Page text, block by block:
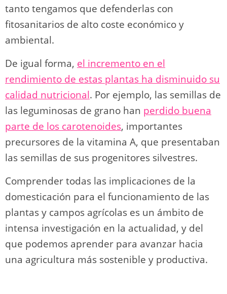
tanto tengamos que defenderlas con
fitosanitarios de alto coste económico y
ambiental.
De igual forma, el incremento en el
rendimiento de estas plantas ha disminuido su
calidad nutricional. Por ejemplo, las semillas de
las leguminosas de grano han perdido buena
parte de los carotenoides, importantes
precursores de la vitamina A, que presentaban
las semillas de sus progenitores silvestres.
Comprender todas las implicaciones de la
domesticación para el funcionamiento de las
plantas y campos agrícolas es un ámbito de
intensa investigación en la actualidad, y del
que podemos aprender para avanzar hacia
una agricultura más sostenible y productiva.